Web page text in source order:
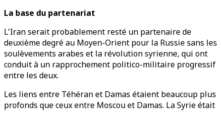
La base du partenariat
L'Iran serait probablement resté un partenaire de
deuxième degré au Moyen-Orient pour la Russie sans les
soulèvements arabes et la révolution syrienne, qui ont
conduit à un rapprochement politico-militaire progressif
entre les deux.
Les liens entre Téhéran et Damas étaient beaucoup plus
profonds que ceux entre Moscou et Damas. La Syrie était